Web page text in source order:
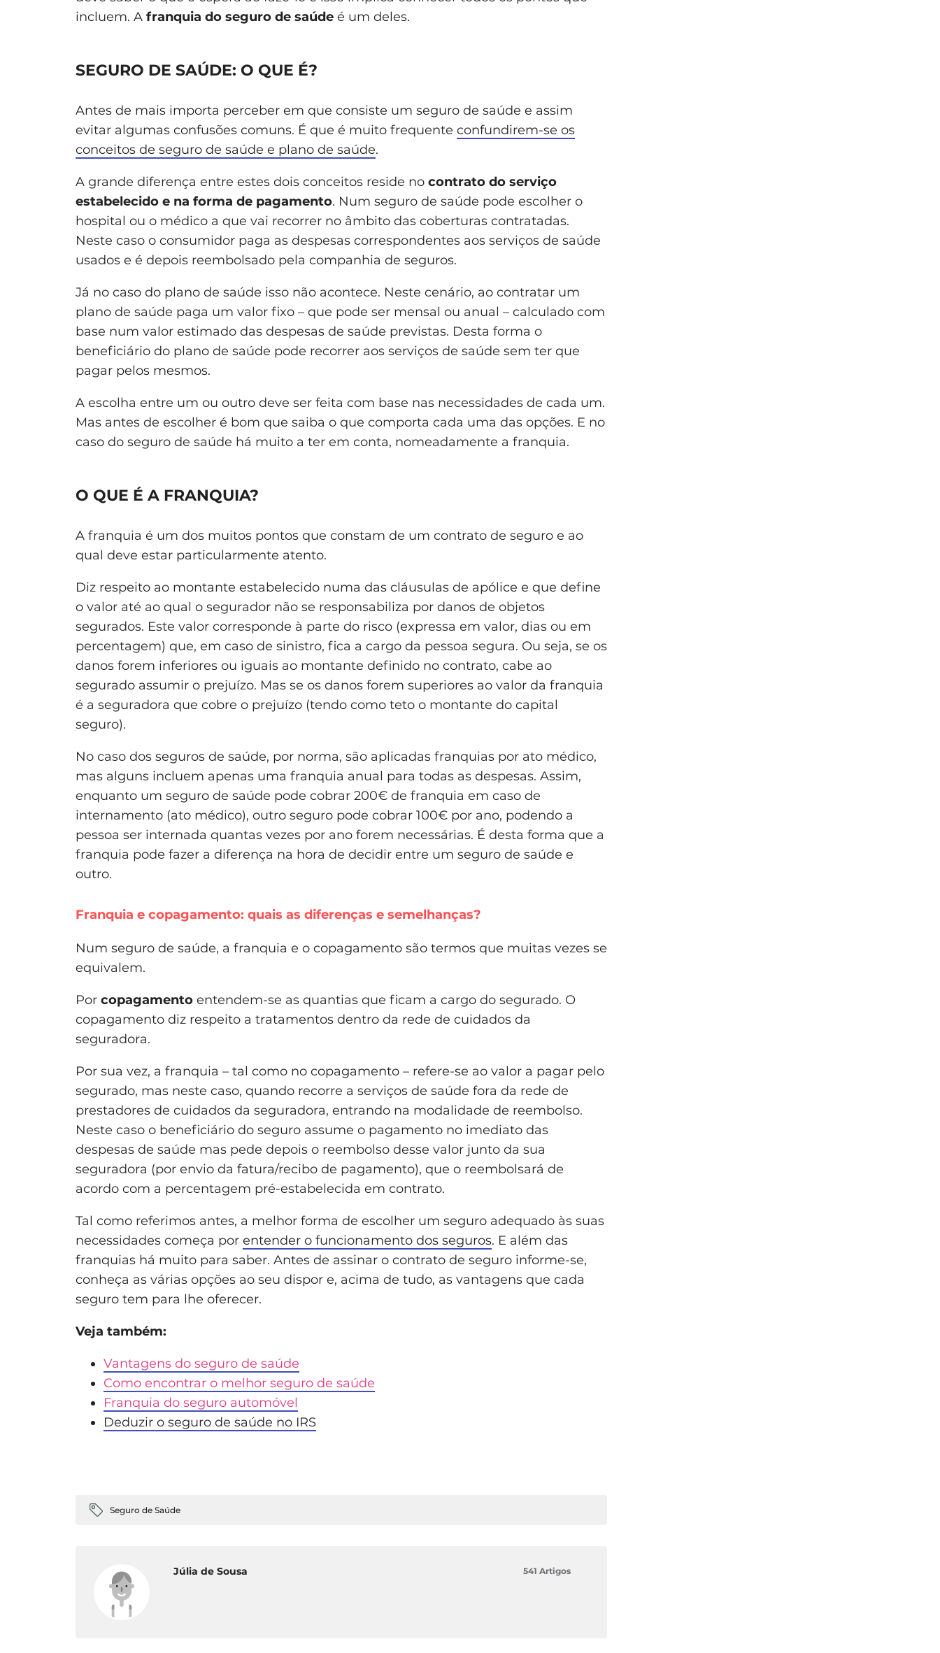
incluem. A franquia do seguro de saúde é um deles.
SEGURO DE SAÚDE: O QUE É?
Antes de mais importa perceber em que consiste um seguro de saúde e assim
evitar algumas confusões comuns. É que é muito frequente confundirem-se os
conceitos de seguro de saúde e plano de saúde.
A grande diferença entre estes dois conceitos reside no contrato do serviço
estabelecido e na forma de pagamento. Num seguro de saúde pode escolher o
hospital ou o médico a que vai recorrer no âmbito das coberturas contratadas.
Neste caso o consumidor paga as despesas correspondentes aos serviços de saúde
usados e é depois reembolsado pela companhia de seguros.
Já no caso do plano de saúde isso não acontece. Neste cenário, ao contratar um
plano de saúde paga um valor fixo – que pode ser mensal ou anual – calculado com
base num valor estimado das despesas de saúde previstas. Desta forma o
beneficiário do plano de saúde pode recorrer aos serviços de saúde sem ter que
pagar pelos mesmos.
A escolha entre um ou outro deve ser feita com base nas necessidades de cada um.
Mas antes de escolher é bom que saiba o que comporta cada uma das opções. E no
caso do seguro de saúde há muito a ter em conta, nomeadamente a franquia.
O QUE É A FRANQUIA?
A franquia é um dos muitos pontos que constam de um contrato de seguro e ao
qual deve estar particularmente atento.
Diz respeito ao montante estabelecido numa das cláusulas de apólice e que define
o valor até ao qual o segurador não se responsabiliza por danos de objetos
segurados. Este valor corresponde à parte do risco (expressa em valor, dias ou em
percentagem) que, em caso de sinistro, fica a cargo da pessoa segura. Ou seja, se os
danos forem inferiores ou iguais ao montante definido no contrato, cabe ao
segurado assumir o prejuízo. Mas se os danos forem superiores ao valor da franquia
é a seguradora que cobre o prejuízo (tendo como teto o montante do capital
seguro).
No caso dos seguros de saúde, por norma, são aplicadas franquias por ato médico,
mas alguns incluem apenas uma franquia anual para todas as despesas. Assim,
enquanto um seguro de saúde pode cobrar 200€ de franquia em caso de
internamento (ato médico), outro seguro pode cobrar 100€ por ano, podendo a
pessoa ser internada quantas vezes por ano forem necessárias. É desta forma que a
franquia pode fazer a diferença na hora de decidir entre um seguro de saúde e
outro.
Franquia e copagamento: quais as diferenças e semelhanças?
Num seguro de saúde, a franquia e o copagamento são termos que muitas vezes se
equivalem.
Por copagamento entendem-se as quantias que ficam a cargo do segurado. O
copagamento diz respeito a tratamentos dentro da rede de cuidados da
seguradora.
Por sua vez, a franquia – tal como no copagamento – refere-se ao valor a pagar pelo
segurado, mas neste caso, quando recorre a serviços de saúde fora da rede de
prestadores de cuidados da seguradora, entrando na modalidade de reembolso.
Neste caso o beneficiário do seguro assume o pagamento no imediato das
despesas de saúde mas pede depois o reembolso desse valor junto da sua
seguradora (por envio da fatura/recibo de pagamento), que o reembolsará de
acordo com a percentagem pré-estabelecida em contrato.
Tal como referimos antes, a melhor forma de escolher um seguro adequado às suas
necessidades começa por entender o funcionamento dos seguros. E além das
franquias há muito para saber. Antes de assinar o contrato de seguro informe-se,
conheça as várias opções ao seu dispor e, acima de tudo, as vantagens que cada
seguro tem para lhe oferecer.
Veja também:
Vantagens do seguro de saúde
Como encontrar o melhor seguro de saúde
Franquia do seguro automóvel
Deduzir o seguro de saúde no IRS
Seguro de Saúde
Júlia de Sousa 541 Artigos